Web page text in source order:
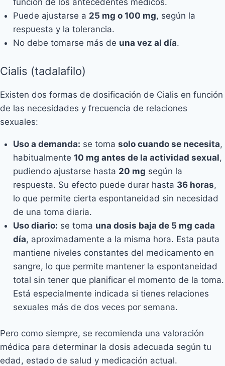
función de los antecedentes médicos.
Puede ajustarse a 25 mg o 100 mg, según la
respuesta y la tolerancia.
No debe tomarse más de una vez al día.
Cialis (tadalafilo)
Existen dos formas de dosificación de Cialis en función
de las necesidades y frecuencia de relaciones
sexuales:
Uso a demanda: se toma solo cuando se necesita,
habitualmente 10 mg antes de la actividad sexual,
pudiendo ajustarse hasta 20 mg según la
respuesta. Su efecto puede durar hasta 36 horas,
lo que permite cierta espontaneidad sin necesidad
de una toma diaria.
Uso diario: se toma una dosis baja de 5 mg cada
día, aproximadamente a la misma hora. Esta pauta
mantiene niveles constantes del medicamento en
sangre, lo que permite mantener la espontaneidad
total sin tener que planificar el momento de la toma.
Está especialmente indicada si tienes relaciones
sexuales más de dos veces por semana.
Pero como siempre, se recomienda una valoración
médica para determinar la dosis adecuada según tu
edad, estado de salud y medicación actual.